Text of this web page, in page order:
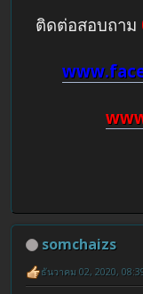
ติดต่อสอบถาม
somchaizs
ธันวาคม 02, 2020,